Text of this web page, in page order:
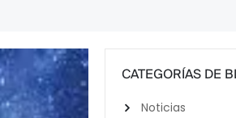
CATEGORÍAS DE
Noticias